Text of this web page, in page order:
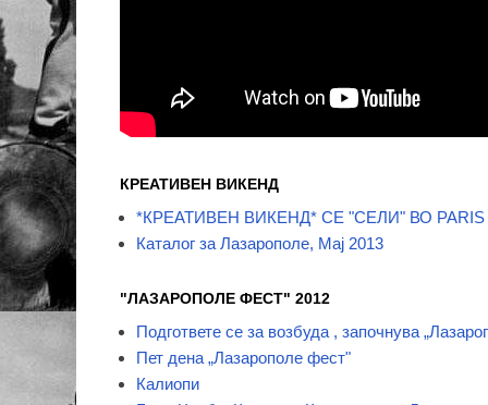
КРЕАТИВЕН ВИКЕНД
*КРЕАТИВЕН ВИКЕНД* СЕ "СЕЛИ" ВО PARIS
Каталог за Лазарополе, Мај 2013
"ЛАЗАРОПОЛЕ ФЕСТ" 2012
Подгответе се за возбуда , започнува
Пет дена „Лазарополе фест"
Калиопи